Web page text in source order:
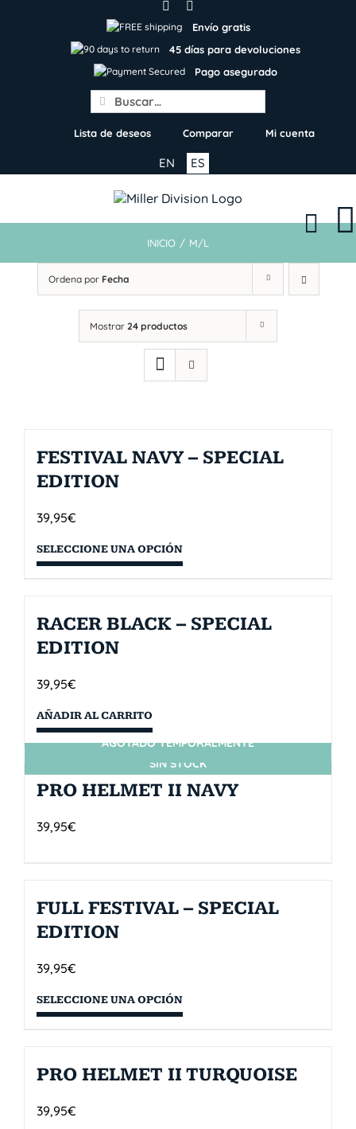
Envío gratis
45 días para devoluciones
Pago asegurado
Search
for:
Lista de deseos Comparar Mi cuenta
ES
EN
INICIO / M/L
Ordena por Fecha
Mostrar 24 productos
FESTIVAL NAVY – SPECIAL
EDITION
39,95€
SELECCIONE UNA OPCIÓN
RACER BLACK – SPECIAL
EDITION
39,95€
AÑADIR AL CARRITO
SIN STOCK
AGOTADO TEMPORALMENTE
PRO HELMET II NAVY
39,95€
FULL FESTIVAL – SPECIAL
EDITION
39,95€
SELECCIONE UNA OPCIÓN
PRO HELMET II TURQUOISE
39,95€